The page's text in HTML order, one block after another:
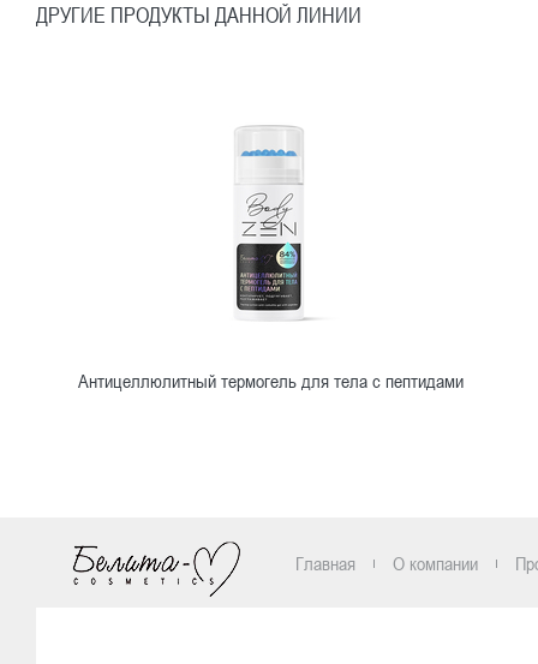
ДРУГИЕ ПРОДУКТЫ ДАННОЙ ЛИНИИ
Антицеллюлитный термогель для тела с пептидами
Главная О компании